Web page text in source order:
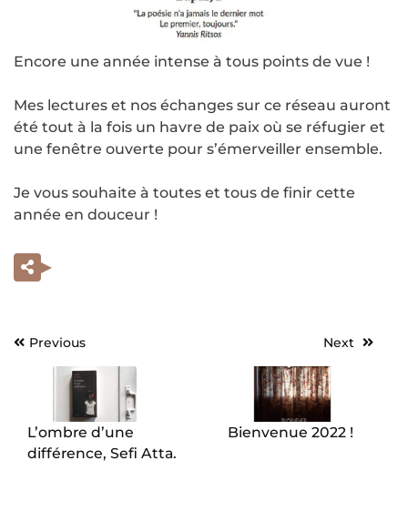
Encore une année intense à tous points de vue !
Mes lectures et nos échanges sur ce réseau auront
été tout à la fois un havre de paix où se réfugier et
une fenêtre ouverte pour s’émerveiller ensemble.
Je vous souhaite à toutes et tous de finir cette
année en douceur !
Navigation
Previous
L’ombre d’une
différence, Sefi Atta.
Next
Bienvenue 2022 !